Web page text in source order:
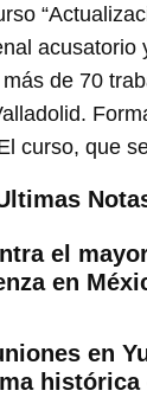
acusatorio
de 70
curso, que
el
en
en
histórica